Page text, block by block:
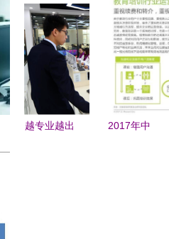
约精准化营
销与软件开
发整体方案
育行业软件
开发趋势分
析
越专业越出
2017年中